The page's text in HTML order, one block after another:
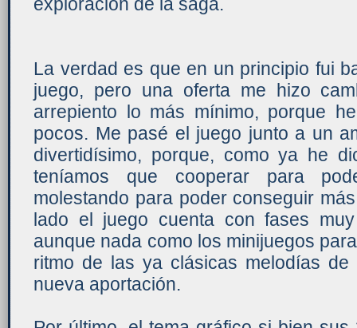
exploración de la saga.
La verdad es que en un principio fui
juego, pero una oferta me hizo
arrepiento lo más mínimo, porque
pocos. Me pasé el juego junto a un
divertidísimo, porque, como ya he
teníamos que cooperar para
molestando para poder conseguir
lado el juego cuenta con fases
aunque nada como los minijuegos
ritmo de las ya clásicas melodías
nueva aportación.